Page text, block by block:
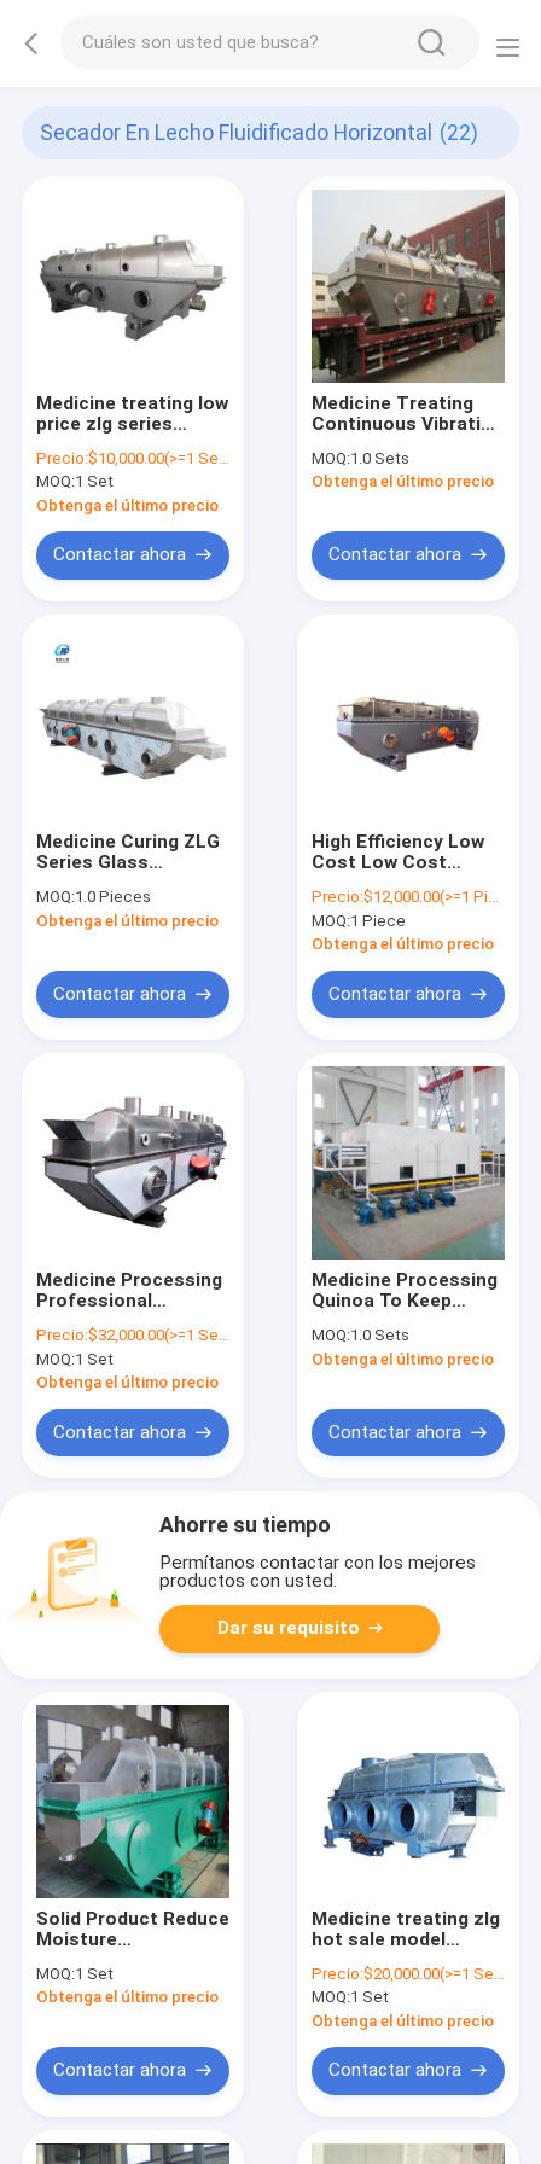
Secador En Lecho Fluidificado Horizontal (22)
Medicine treating low
price zlg series
machine vibrating
horizontal fluidized
bed dryer
Precio:$10,000.00(>=1 Sets)
MOQ:1 Set
Obtenga el último precio
Contactar ahora
Medicine Treating
Continuous Vibrating
Fluid Bed Drying
Machine, Fluidized
Price
MOQ:1.0 Sets
Obtenga el último precio
Contactar ahora
Medicine Curing ZLG
Series Glass
Equipment Citric Acid
Vibrating Fluidized
MOQ:1.0 Pieces
Obtenga el último precio
Contactar ahora
High Efficiency Low
Cost Low Cost
Vibration Fluid Bed
Chemical Dryer
Precio:$12,000.00(>=1 Pieces)
MOQ:1 Piece
Obtenga el último precio
Contactar ahora
Medicine Processing
Professional
Continuous
Horizontal Vibrating
Fluid Bed Dryer
Price
Precio:$32,000.00(>=1 Sets)
MOQ:1 Set
Obtenga el último precio
Contactar ahora
Medicine Processing
Quinoa To Keep
Dryers
MOQ:1.0 Sets
Obtenga el último precio
Contactar ahora
Ahorre su tiempo
Permítanos contactar con los mejores
productos con usted.
Dar su requisito
Solid Product Reduce
Moisture
Vibration Fluid Bed
Dryer , Vibration Fluid
Equipment For
Coffee Bean
MOQ:1 Set
Obtenga el último precio
Contactar ahora
Medicine treating zlg
hot sale model
dryer vibrating fluid
bed dryer
Precio:$20,000.00(>=1 Sets)
MOQ:1 Set
Obtenga el último precio
Contactar ahora